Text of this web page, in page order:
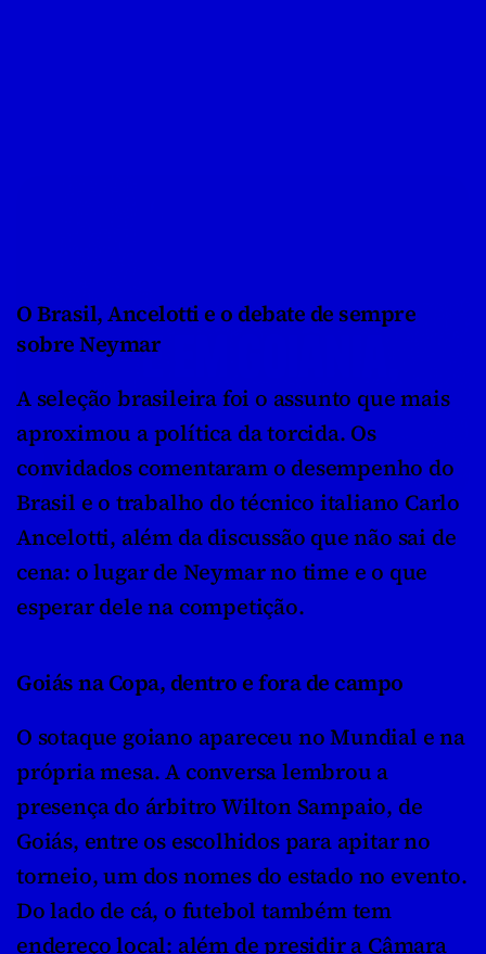
O Brasil, Ancelotti e o debate de sempre
sobre Neymar
A seleção brasileira foi o assunto que mais
aproximou a política da torcida. Os
convidados comentaram o desempenho do
Brasil e o trabalho do técnico italiano Carlo
Ancelotti, além da discussão que não sai de
cena: o lugar de Neymar no time e o que
esperar dele na competição.
Goiás na Copa, dentro e fora de campo
O sotaque goiano apareceu no Mundial e na
própria mesa. A conversa lembrou a
presença do árbitro Wilton Sampaio, de
Goiás, entre os escolhidos para apitar no
torneio, um dos nomes do estado no evento.
Do lado de cá, o futebol também tem
endereço local: além de presidir a Câmara